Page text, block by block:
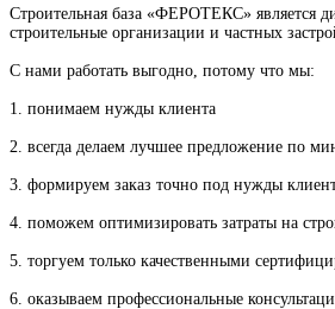
Строительная база «ФЕРОТЕКС» является
строительные организации и частных
С нами работать выгодно, потому что мы:
1. понимаем нужды клиента
2. всегда делаем лучшее предложение по
3. формируем заказ точно под нужды
4. поможем оптимизировать затраты на
5. торгуем только качественными
6. оказываем профессиональные